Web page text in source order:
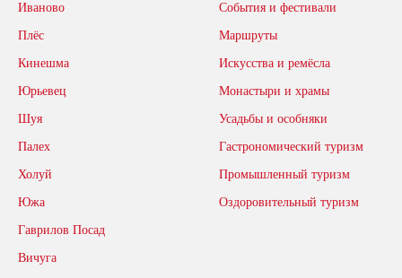
Иваново
Плёс
Кинешма
Юрьевец
Шуя
Палех
Холуй
Южа
Гаврилов Посад
Вичуга
События и фестивали
Маршруты
Искусства и ремёсла
Монастыри и храмы
Усадьбы и особняки
Гастрономический туризм
Промышленный туризм
Оздоровительный туризм